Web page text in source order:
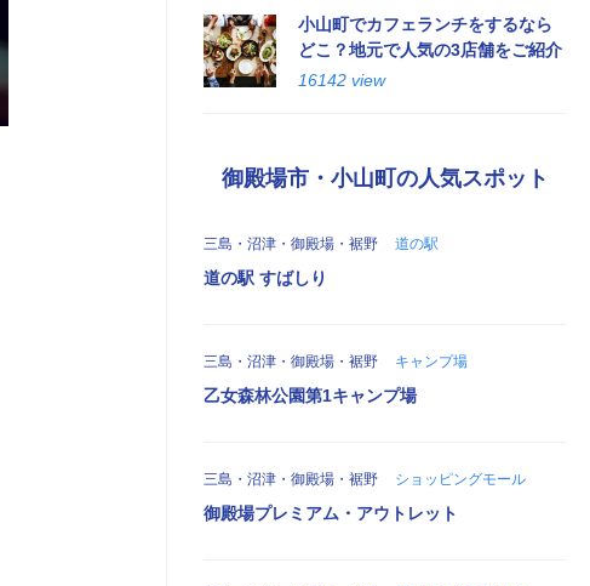
小山町でカフェランチをするなら
どこ？地元で人気の3店舗をご紹介
16142 view
御殿場市・小山町の人気スポット
三島・沼津・御殿場・裾野 道の駅
道の駅 すばしり
三島・沼津・御殿場・裾野 キャンプ場
乙女森林公園第1キャンプ場
三島・沼津・御殿場・裾野 ショッピングモール
御殿場プレミアム・アウトレット